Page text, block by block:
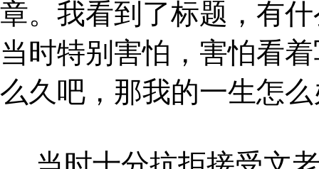
章。我看到了标题，有
当时特别害怕，害怕看
么久吧，那我的一生怎